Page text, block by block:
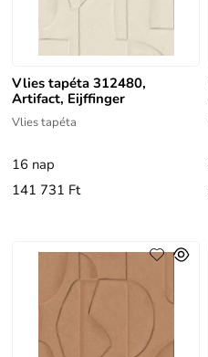
Vlies tapéta 312480,
Artifact, Eijffinger
Vlies tapéta
16 nap
141 731 Ft